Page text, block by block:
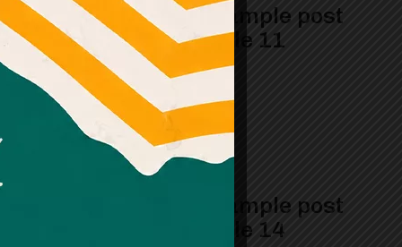
Sample post
title 11
Sample post
title 14